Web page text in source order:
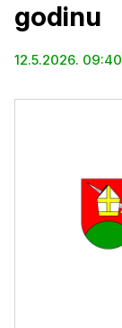
godinu
12.5.2026. 09:40